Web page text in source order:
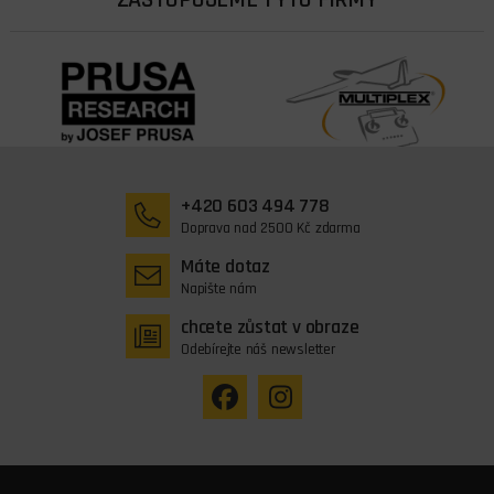
+420 603 494 778
Doprava nad 2500 Kč zdarma
Máte dotaz
Napište nám
chcete zůstat v obraze
Odebírejte náš newsletter